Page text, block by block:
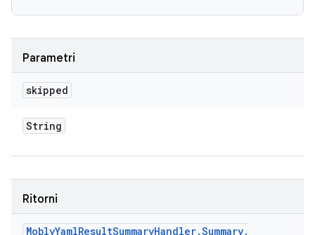
Parametri
skipped
String
Ritorni
MoblyYamlResultSummaryHandler.Summary.